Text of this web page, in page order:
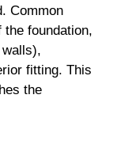
Common
foundation,
fitting. This
the